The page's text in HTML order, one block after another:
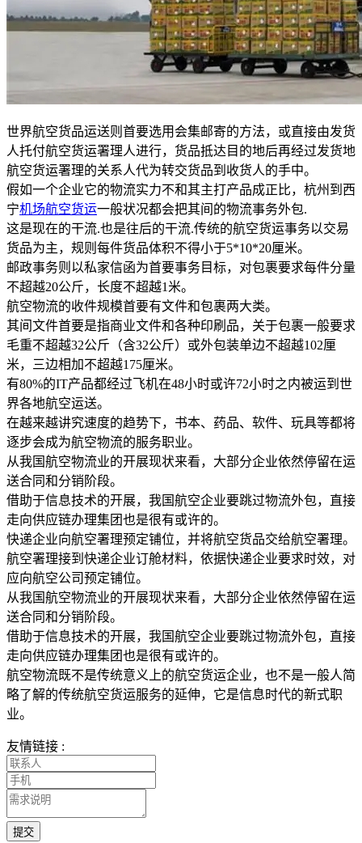
世界航空货品运送则首要选用会集邮寄的方法，或直接由发货
人托付航空货运署理人进行，货品抵达目的地后再经过发货地
航空货运署理的关系人代为转交货品到收货人的手中。
假如一个企业它的物流实力不和其主打产品成正比，杭州到西
宁机场航空货运一般状况都会把其间的物流事务外包.
这是现在的干流.也是往后的干流.传统的航空货运事务以交易
货品为主，规则每件货品体积不得小于5*10*20厘米。
邮政事务则以私家信函为首要事务目标，对包裹要求每件分量
不超越20公斤，长度不超越1米。
航空物流的收件规模首要有文件和包裹两大类。
其间文件首要是指商业文件和各种印刷品，关于包裹一般要求
毛重不超越32公斤（含32公斤）或外包装单边不超越102厘
米，三边相加不超越175厘米。
有80%的IT产品都经过飞机在48小时或许72小时之内被运到世
界各地航空运送。
在越来越讲究速度的趋势下，书本、药品、软件、玩具等都将
逐步会成为航空物流的服务职业。
从我国航空物流业的开展现状来看，大部分企业依然停留在运
送合同和分销阶段。
借助于信息技术的开展，我国航空企业要跳过物流外包，直接
走向供应链办理集团也是很有或许的。
快递企业向航空署理预定铺位，并将航空货品交给航空署理。
航空署理接到快递企业订舱材料，依据快递企业要求时效，对
应向航空公司预定铺位。
从我国航空物流业的开展现状来看，大部分企业依然停留在运
送合同和分销阶段。
借助于信息技术的开展，我国航空企业要跳过物流外包，直接
走向供应链办理集团也是很有或许的。
航空物流既不是传统意义上的航空货运企业，也不是一般人简
略了解的传统航空货运服务的延伸，它是信息时代的新式职
业。
友情链接 :
提交